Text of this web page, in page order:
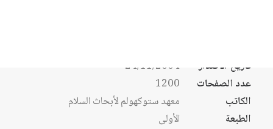
تاريخ الاصدار
24/11/2004
عدد الصفحات
1200
الكاتب
معهد ستوكهولم لأبحاث السلام
الطبعة
الأولى